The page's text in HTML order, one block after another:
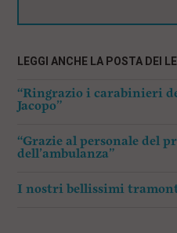
LEGGI ANCHE LA POSTA DEI
“Ringrazio i carabinieri
Jacopo”
“Grazie al personale del
dell’ambulanza”
I nostri bellissimi